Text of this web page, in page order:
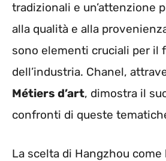
tradizionali e un’attenzione
alla qualità e alla
sono elementi cruciali per il
dell’industria. Chanel,
Métiers d’art, dimostra il
confronti di queste
La scelta di Hangzhou